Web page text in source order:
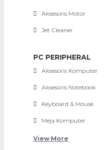
Aksesoris Motor
Jet Cleaner
PC PERIPHERAL
Aksesoris Komputer
Aksesoris Notebook
Keyboard & Mouse
Meja Komputer
View More